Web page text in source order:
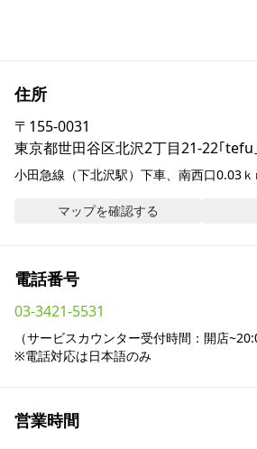
Contact us in English
住所
〒 155-0031
東京都世田谷区北沢2丁目21-22｢
小田急線（下北沢駅）下車、南西口0.03
マップを確認する
電話番号
03-3421-5531
（サービスカウンター受付時間：開店
※電話対応は日本語のみ
営業時間